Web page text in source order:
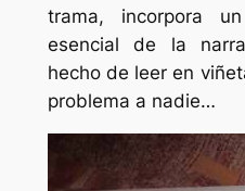
trama, incorpora
esencial de la
hecho de leer en
problema a nadie…